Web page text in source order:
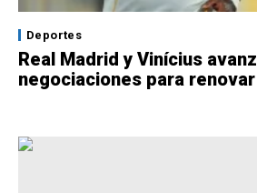
Deportes
Real Madrid y Vinícius
negociaciones para